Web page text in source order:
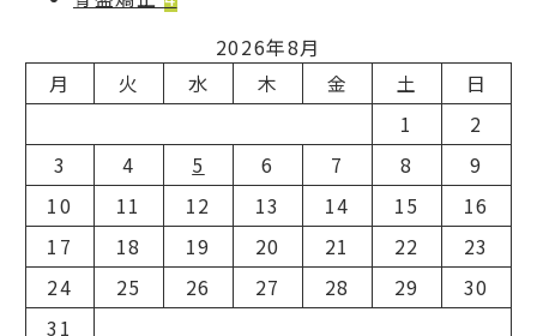
2026年8月
月
火 水 木 金 土
日
1
2
3
4 5 6 7 8
9
10
11 12 13 14 15
16
17
18 19 20 21 22
23
24
25 26 27 28 29
30
31